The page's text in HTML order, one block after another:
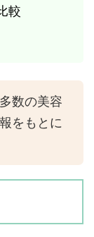
較
数の美容
をもとに